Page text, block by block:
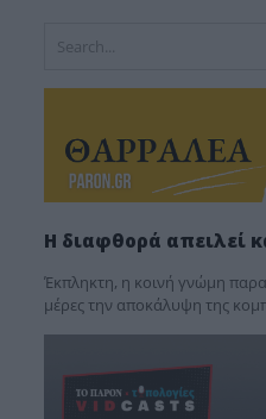
Η διαφθορά απειλεί
Έκπληκτη, η κοινή γνώμη
μέρες την αποκάλυψη της